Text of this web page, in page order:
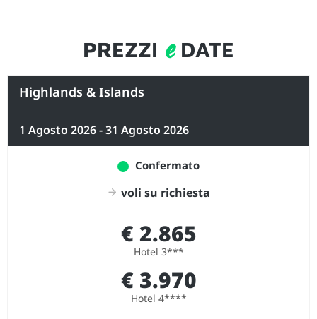
PREZZI eDATE
Highlands & Islands
1 Agosto 2026 - 31 Agosto 2026
Confermato
voli su richiesta
€ 2.865
Hotel 3***
€ 3.970
Hotel 4****